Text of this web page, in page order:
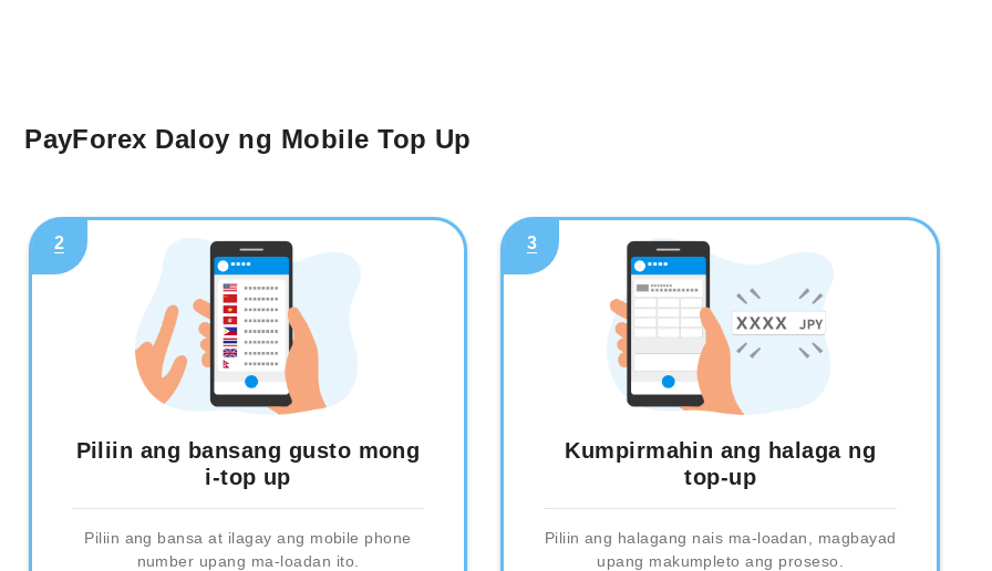
PayForex Daloy ng Mobile Top Up
2
Piliin ang bansang gusto mong
i-top up
Piliin ang bansa at ilagay ang mobile phone
number upang ma-loadan ito.
3
Kumpirmahin ang halaga ng
top-up
Piliin ang halagang nais ma-loadan, magbayad
upang makumpleto ang proseso.